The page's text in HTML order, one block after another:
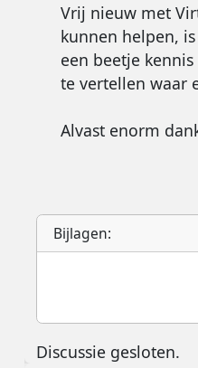
Vrij nieuw met
kunnen helpen,
een beetje
te vertellen waar
Alvast enorm
Bijlagen:
Discussie gesloten.